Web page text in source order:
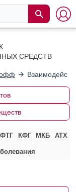
СРЕДСТВ
ФТГ КФГ МКБ АТХ